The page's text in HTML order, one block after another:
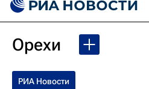
Орехи
РИА Новости